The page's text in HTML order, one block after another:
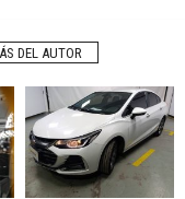
DEL AUTOR